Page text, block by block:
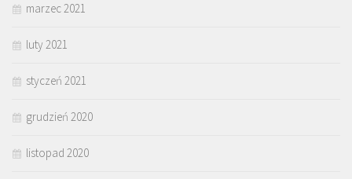
marzec 2021
luty 2021
styczeń 2021
grudzień 2020
listopad 2020